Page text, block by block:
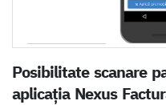
Posibilitate scanare
aplicația Nexus